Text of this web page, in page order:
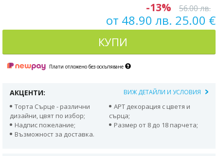
-13% 56.00 лв.
от 48.90 лв. 25.00 €
КУПИ
Плати отложено без оскъпяване
АКЦЕНТИ: ВИЖ ДЕТАЙЛИ И УСЛОВИЯ
Торта Сърце - различни
дизайни, цвят по избор;
АРТ декорация с цветя и
сърца;
Надпис пожелание;
Размер от 8 до 18 парчета;
Възможност за доставка.